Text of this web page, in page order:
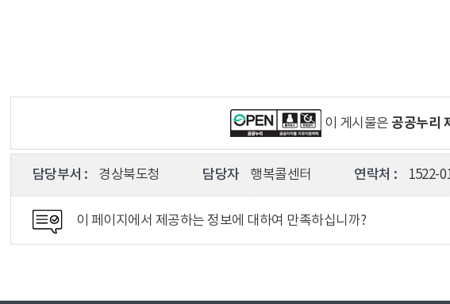
이 게시물은 공공누리
담당부서 : 경상북도청 담당자 행복콜센터 연락처 : 1522-
이 페이지에서 제공하는 정보에 대하여 만족하십니까?